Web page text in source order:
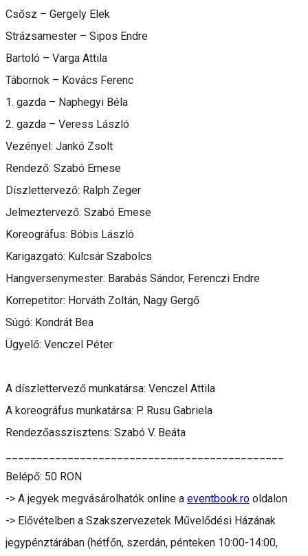
Csősz – Gergely Elek
Strázsamester – Sipos Endre
Bartoló – Varga Attila
Tábornok – Kovács Ferenc
1. gazda – Naphegyi Béla
2. gazda – Veress László
Vezényel: Jankó Zsolt
Rendező: Szabó Emese
Díszlettervező: Ralph Zeger
Jelmeztervező: Szabó Emese
Koreográfus: Bóbis László
Karigazgató: Kulcsár Szabolcs
Hangversenymester: Barabás Sándor, Ferenczi Endre
Korrepetitor: Horváth Zoltán, Nagy Gergő
Súgó: Kondrát Bea
Ügyelő: Venczel Péter
A díszlettervező munkatársa: Venczel Attila
A koreográfus munkatársa: P. Rusu Gabriela
Rendezőasszisztens: Szabó V. Beáta
Belépő: 50 RON
-> A jegyek megvásárolhatók online a eventbook.ro oldalon
-> Elővételben a Szakszervezetek Művelődési Házának
jegypénztárában (hétfőn, szerdán, pénteken 10:00-14:00,